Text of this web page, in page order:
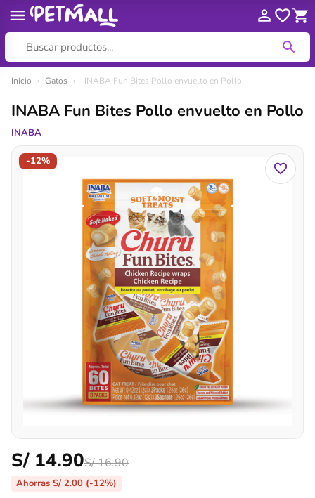
contenido
Inicio › Gatos › INABA Fun Bites Pollo envuelto en Pollo
-12%
INABA Fun Bites Pollo envuelto en Pollo
INABA
S/ 14.90S/16.90
Ahorras S/ 2.00 (-12%)